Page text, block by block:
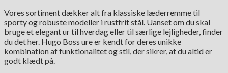
Vores sortiment dækker alt fra klassiske læderremme til
sporty og robuste modeller i rustfrit stål. Uanset om du skal
bruge et elegant ur til hverdag eller til særlige lejligheder, finder
du det her. Hugo Boss ure er kendt for deres unikke
kombination af funktionalitet og stil, der sikrer, at du altid er
godt klædt på.